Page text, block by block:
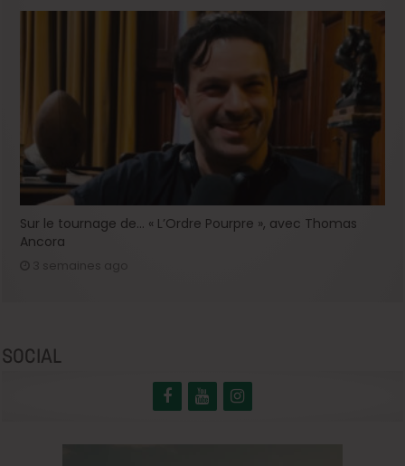
Sur le tournage de… « L’Ordre Pourpre », avec Thomas
Ancora
SOCIAL